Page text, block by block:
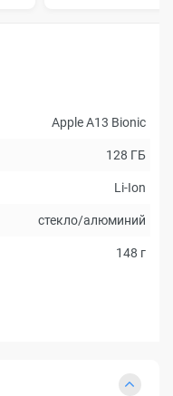
Apple A13 Bionic
128 ГБ
Li-Ion
стекло/алюминий
148 г